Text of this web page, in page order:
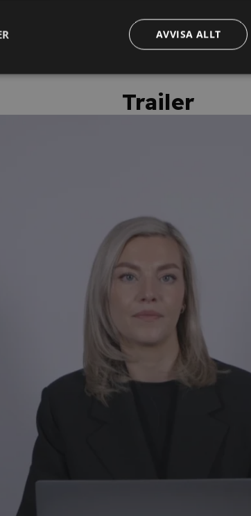
Trailer
AVVISA ALLT